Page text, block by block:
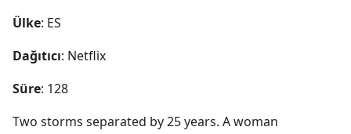
Ülke: ES
Dağıtıcı: Netflix
Süre: 128
Two storms separated by 25 years. A woman